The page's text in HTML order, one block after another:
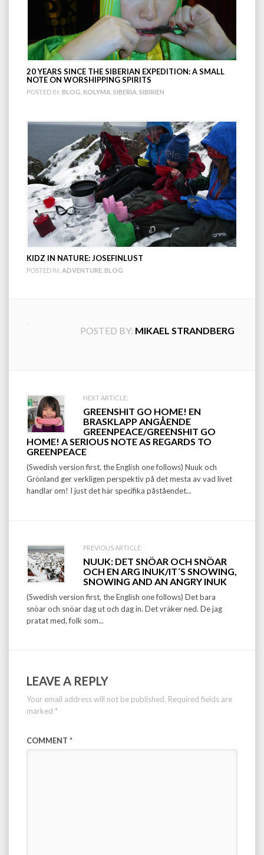
20 YEARS SINCE THE SIBERIAN EXPEDITION: A SMALL
NOTE ON WORSHIPPING SPIRITS
POSTED IN: BLOG KOLYMA SIBERIA SIBIRIEN
KIDZ IN NATURE: JOSEFINLUST
POSTED IN: ADVENTURE BLOG
POSTED BY: MIKAEL STRANDBERG
Post
navigation
NEXT ARTICLE:
GREENSHIT GO HOME! EN
BRASKLAPP ANGÅENDE
GREENPEACE/GREENSHIT GO
HOME! A SERIOUS NOTE AS REGARDS TO
GREENPEACE
(Swedish version first, the English one follows) Nuuk och
Grönland ger verkligen perspektiv på det mesta av vad livet
handlar om! I just det här specifika påståendet...
PREVIOUS ARTICLE:
NUUK: DET SNÖAR OCH SNÖAR
OCH EN ARG INUK/IT´S SNOWING,
SNOWING AND AN ANGRY INUK
(Swedish version first, the English one follows) Det bara
snöar och snöar dag ut och dag in. Det vräker ned. De jag
pratat med, folk som...
LEAVE A REPLY
Your email address will not be published. Required fields are
marked *
COMMENT *